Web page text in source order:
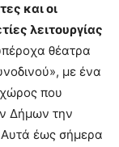
και οι
λειτουργίας
θέατρα
με ένα
που
Δήμων την
Αυτά έως σήμερα